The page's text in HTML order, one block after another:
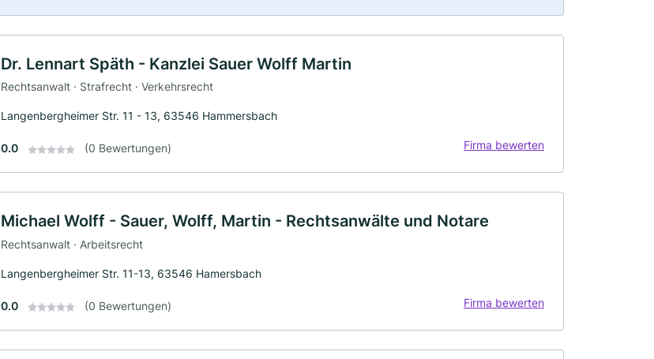
Dr. Lennart Späth - Kanzlei Sauer Wolff Martin
Rechtsanwalt · Strafrecht · Verkehrsrecht
Langenbergheimer Str. 11 - 13, 63546 Hammersbach
0.0 (0 Bewertungen) Firma bewerten
Michael Wolff - Sauer, Wolff, Martin - Rechtsanwälte und Notare
Rechtsanwalt · Arbeitsrecht
Langenbergheimer Str. 11-13, 63546 Hamersbach
0.0 (0 Bewertungen) Firma bewerten